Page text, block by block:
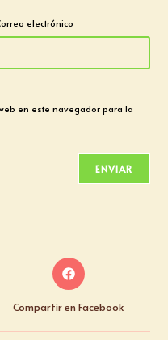
electrónico
en este navegador para la
Compartir en Facebook